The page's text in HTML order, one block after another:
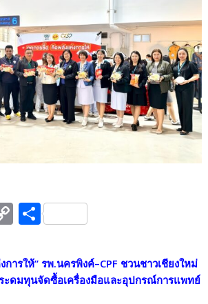
C
p
y
S
ar
e
ารให้” รพ.นครพิงค์–CPF ชวนชาวเชียงใหม่
ะดมทุนจัดซื้อเครื่องมือและอุปกรณ์การแพทย์